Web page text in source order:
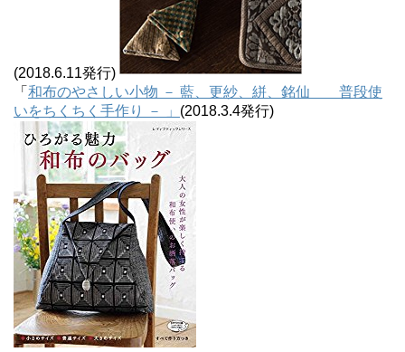
(2018.6.11発行)
「 和布のやさしい小物 － 藍、更紗、絣、銘仙 普段使
いをちくちく手作り － 」 (2018.3.4発行)